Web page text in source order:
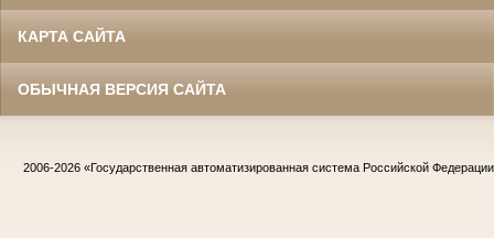
КАРТА САЙТА
ОБЫЧНАЯ ВЕРСИЯ САЙТА
2006-2026 «Государственная автоматизированная система Российской